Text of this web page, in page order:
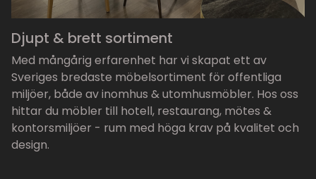
Djupt & brett sortiment
Med mångårig erfarenhet har vi skapat ett av
Sveriges bredaste möbelsortiment för offentliga
miljöer, både av inomhus & utomhusmöbler. Hos oss
hittar du möbler till hotell, restaurang, mötes &
kontorsmiljöer - rum med höga krav på kvalitet och
design.